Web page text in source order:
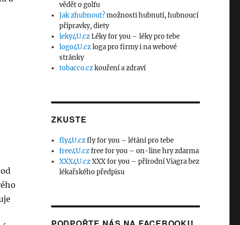
vědět o golfu
Jak zhubnout?možnosti hubnutí, hubnoucí
přípravky, diety
leky4U.czLéky for you – léky pro tebe
logo4U.czloga pro firmy i na webové
stránky
tobacco.czkouření a zdraví
ZKUSTE
fly4U.czfly for you – létání pro tebe
free4U.czfree for you – on-line hry zdarma
XXX4U.czXXX for you – přírodní Viagra bez
lékařského předpisu